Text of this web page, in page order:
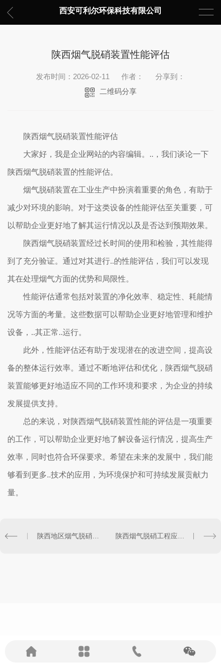
西安可利尔环保科技有限公司
陕西烟气脱硝装置性能评估
发布时间：2026-02-11 作者：
分享到：
二维码分享
陕西烟气脱硝装置性能评估
大家好，我是企业网站的内容编辑。..，我们谈论一下
陕西烟气脱硝装置的性能评估。
烟气脱硝装置在工业生产中扮演着重要的角色，有助于
减少对环境的影响。对于这类设备的性能评估至关重要，可
以帮助企业更好地了解其运行情况以及是否达到预期效果。
陕西烟气脱硝装置经过长时间的使用和检验，其性能得
到了充分验证。通过对其进行..的性能评估，我们可以发现
其在处理烟气方面的优势和局限性。
性能评估通常包括对装置的净化效率、稳定性、耗能情
况等方面的考量。这些数据可以帮助企业更好地管理和维护
设备，..其正常..运行。
此外，性能评估还有助于发现潜在的改进空间，提高设
备的整体运行效率。通过不断地评估和优化，陕西烟气脱硝
装置能够更好地适应不同的工作环境和要求，为企业的持续
发展提供支持。
总的来说，对陕西烟气脱硝装置性能的评估是一项重要
的工作，可以帮助企业更好地了解设备运行情况，提高生产
效率，同时也符合环保要求。希望在未来的发展中，我们能
够看到更多..技术的应用，为环境保护和可持续发展贡献力
量。